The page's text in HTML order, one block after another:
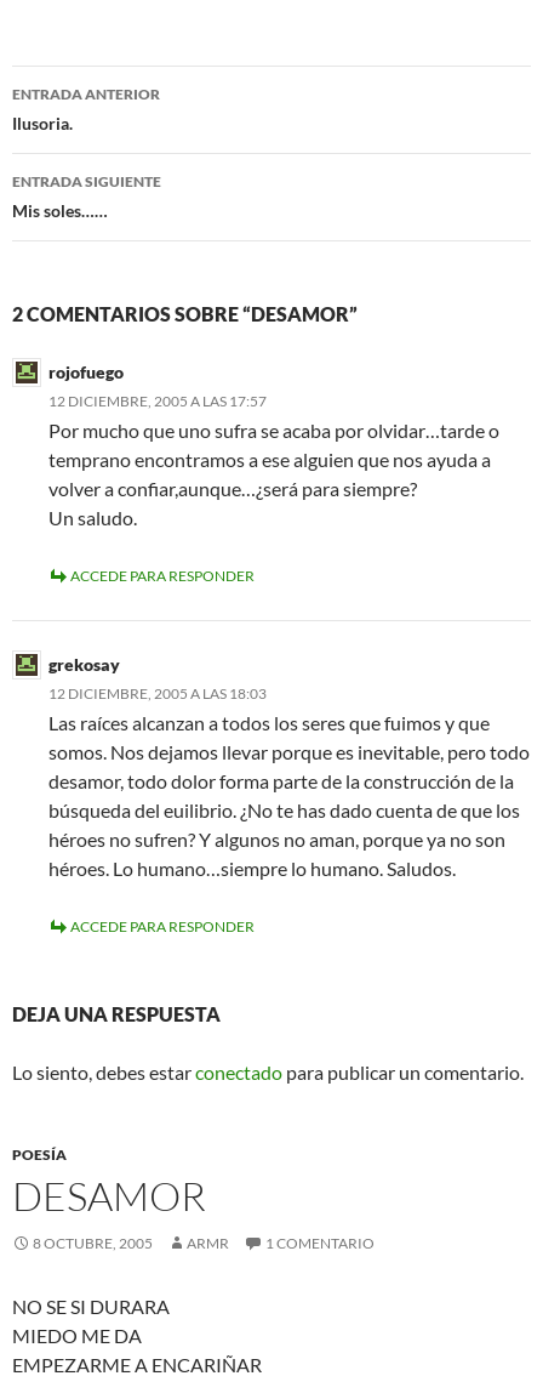
o
o
e
r
Navegación
de
entradas
ENTRADA ANTERIOR
Ilusoria.
ENTRADA SIGUIENTE
Mis soles……
2 COMENTARIOS SOBRE “DESAMOR”
rojofuego
12 DICIEMBRE, 2005 A LAS 17:57
Por mucho que uno sufra se acaba por olvidar…tarde o
temprano encontramos a ese alguien que nos ayuda a
volver a confiar,aunque…¿será para siempre?
Un saludo.
ACCEDE PARA RESPONDER
grekosay
12 DICIEMBRE, 2005 A LAS 18:03
Las raíces alcanzan a todos los seres que fuimos y que
somos. Nos dejamos llevar porque es inevitable, pero todo
desamor, todo dolor forma parte de la construcción de la
búsqueda del euilibrio. ¿No te has dado cuenta de que los
héroes no sufren? Y algunos no aman, porque ya no son
héroes. Lo humano…siempre lo humano. Saludos.
ACCEDE PARA RESPONDER
DEJA UNA RESPUESTA
Lo siento, debes estarconectado para publicar un comentario.
POESÍA
DESAMOR
8 OCTUBRE, 2005 ARMR 1 COMENTARIO
NO SE SI DURARA
MIEDO ME DA
EMPEZARME A ENCARIÑAR